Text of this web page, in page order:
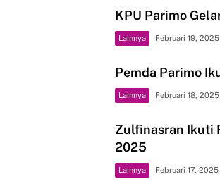
KPU Parimo
Lainnya Februari 19, 2025
Pemda Parimo
Lainnya Februari 18, 2025
Zulfinasran Ikuti
2025
Lainnya Februari 17, 2025